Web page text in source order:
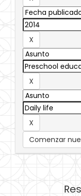
Comenzar